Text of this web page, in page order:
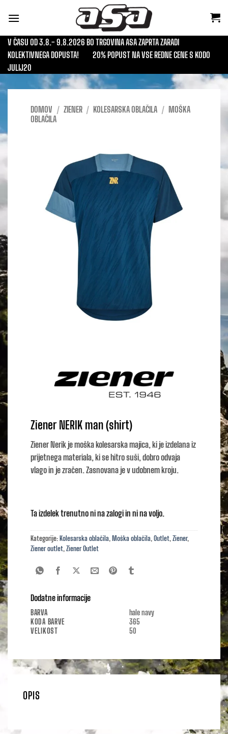
V ČASU OD 3.8.- 9.8.2026 BO TRGOVINA ASA ZAPRTA ZARADI
KOLEKTIVNEGA DOPUSTA!
20% POPUST NA VSE REDNE CENE S KODO
JULIJ20
DOMOV / ZIENER / KOLESARSKA OBLAČILA / MOŠKA
OBLAČILA
Ziener NERIK man (shirt)
Ziener Nerik je moška kolesarska majica, ki je izdelana iz
prijetnega materiala, ki se hitro suši, dobro odvaja
vlago in je zračen. Zasnovana je v udobnem kroju.
Ta izdelek trenutno ni na zalogi in ni na voljo.
Kategorije: Kolesarska oblačila Moška oblačila Outlet Ziener,
Ziener outlet Ziener Outlet
Dodatne informacije
BARVA
hale navy
KODA BARVE
365
VELIKOST
50
OPIS